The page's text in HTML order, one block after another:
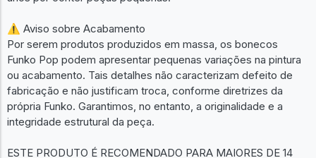
⚠️ Aviso sobre Acabamento
Por serem produtos produzidos em massa, os bonecos
Funko Pop podem apresentar pequenas variações na pintura
ou acabamento. Tais detalhes não caracterizam defeito de
fabricação e não justificam troca, conforme diretrizes da
própria Funko. Garantimos, no entanto, a originalidade e a
integridade estrutural da peça.
ESTE PRODUTO É RECOMENDADO PARA MAIORES DE 14